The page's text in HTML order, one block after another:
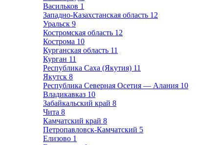
Васильков 1
Западно-Казахстанская область 12
Уральск 9
Костромская область 12
Кострома 10
Курганская область 11
Курган 11
Республика Саха (Якутия) 11
Якутск 8
Республика Северная Осетия — Алания 10
Владикавказ 10
Забайкальский край 8
Чита 8
Камчатский край 8
Петропавловск-Камчатский 5
Елизово 1